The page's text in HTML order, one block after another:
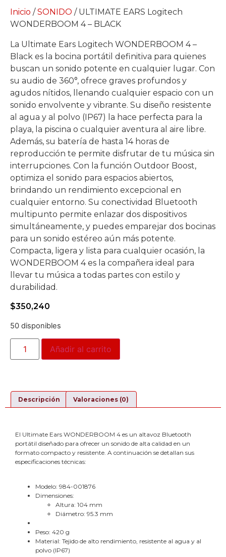
Inicio /SONIDO / ULTIMATE EARS Logitech
WONDERBOOM 4 – BLACK
La Ultimate Ears Logitech WONDERBOOM 4 –
Black es la bocina portátil definitiva para quienes
buscan un sonido potente en cualquier lugar. Con
su audio de 360°, ofrece graves profundos y
agudos nítidos, llenando cualquier espacio con un
sonido envolvente y vibrante. Su diseño resistente
al agua y al polvo (IP67) la hace perfecta para la
playa, la piscina o cualquier aventura al aire libre.
Además, su batería de hasta 14 horas de
reproducción te permite disfrutar de tu música sin
interrupciones. Con la función Outdoor Boost,
optimiza el sonido para espacios abiertos,
brindando un rendimiento excepcional en
cualquier entorno. Su conectividad Bluetooth
multipunto permite enlazar dos dispositivos
simultáneamente, y puedes emparejar dos bocinas
para un sonido estéreo aún más potente.
Compacta, ligera y lista para cualquier ocasión, la
WONDERBOOM 4 es la compañera ideal para
llevar tu música a todas partes con estilo y
durabilidad.
$350,240
50 disponibles
Añadir al carrito
Descripción Valoraciones (0)
El Ultimate Ears WONDERBOOM 4 es un altavoz Bluetooth
portátil diseñado para ofrecer un sonido de alta calidad en un
formato compacto y resistente. A continuación se detallan sus
especificaciones técnicas:
Modelo: 984-001876
Dimensiones:
Altura: 104 mm
Diámetro: 95.3 mm
Peso: 420 g
Material: Tejido de alto rendimiento, resistente al agua y al
polvo (IP67)